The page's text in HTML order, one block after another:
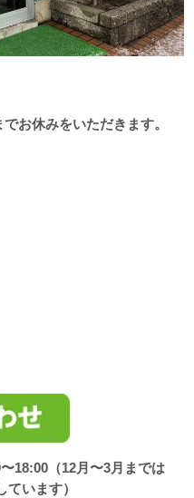
お休みをいただきます。
18:00（12月〜3月までは
います）